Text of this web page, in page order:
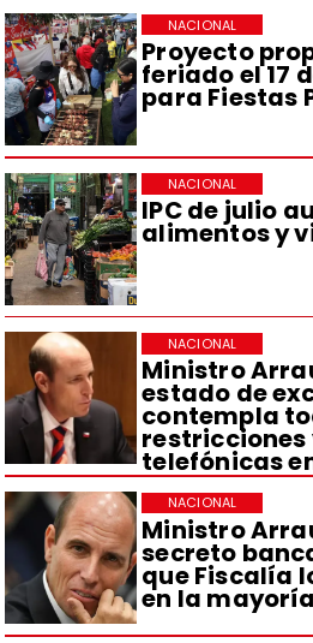
Proyecto
feriado el 17
para Fiestas
NACIONAL
IPC de julio
alimentos y
NACIONAL
Ministro
estado de
contempla
restricciones
telefónicas
NACIONAL
Ministro
secreto
que Fiscalía
en la
NACIONAL